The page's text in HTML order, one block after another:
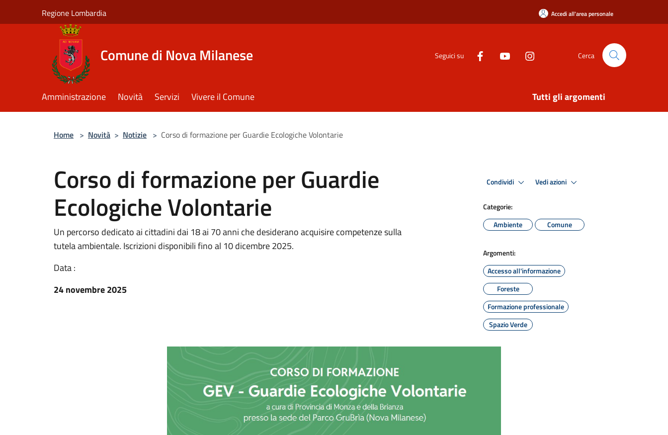
Regione Lombardia Accedi all'area personale
Comune di Nova Milanese Seguici su Cerca
Amministrazione Novità Servizi Vivere il Comune Tutti gli argomenti
Home > Novità > Notizie > Corso di formazione per Guardie Ecologiche Volontarie
Corso di formazione per Guardie
Ecologiche Volontarie
Un percorso dedicato ai cittadini dai 18 ai 70 anni che desiderano acquisire competenze sulla
tutela ambientale. Iscrizioni disponibili fino al 10 dicembre 2025.
Data :
24 novembre 2025
Condividi Vedi azioni
Categorie:
Ambiente
Comune
Argomenti:
Accesso all'informazione
Foreste
Formazione professionale
Spazio Verde